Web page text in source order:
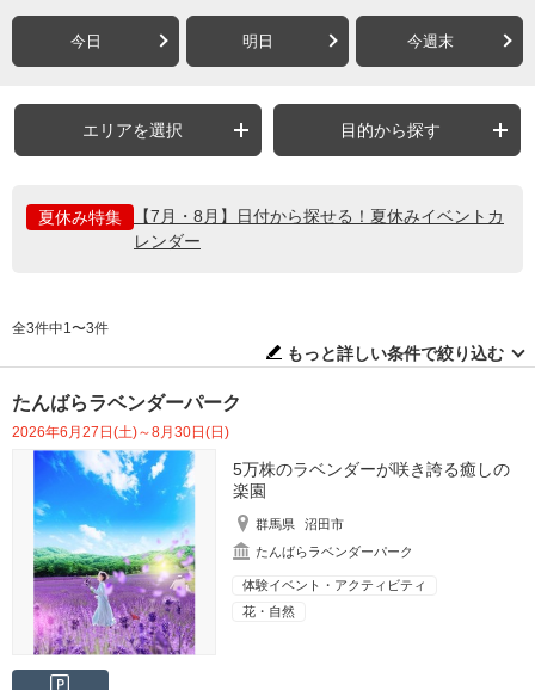
今日 明日 今週末
エリアを選択 目的から探す
夏休み特集
【7月・8月】日付から探せる！夏休みイベントカ
レンダー
全3件中1〜3件
もっと詳しい条件で絞り込む
たんばらラベンダーパーク
2026年6月27日(土)～8月30日(日)
5万株のラベンダーが咲き誇る癒しの
楽園
群馬県
沼田市
たんばらラベンダーパーク
体験イベント・アクティビティ
花・自然